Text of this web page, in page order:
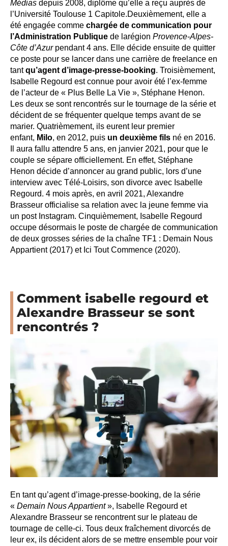
Médias depuis 2008, diplôme qu’elle a reçu auprès de
l’Université Toulouse 1 Capitole.Deuxièmement, elle a
été engagée comme chargée de communication pour
l’Administration Publique de larégion Provence-Alpes-
Côte d’Azurpendant 4 ans. Elle décide ensuite de quitter
ce poste pour se lancer dans une carrière de freelance en
tantqu’agent d’image-presse-booking. Troisièmement,
Isabelle Regourd est connue pour avoir été l’ex-femme
de l’acteur de « Plus Belle La Vie », Stéphane Henon.
Les deux se sont rencontrés sur le tournage de la série et
décident de se fréquenter quelque temps avant de se
marier. Quatrièmement, ils eurent leur premier
enfant, Milo, en 2012, puis un deuxième fils né en 2016.
Il aura fallu attendre 5 ans, en janvier 2021, pour que le
couple se sépare officiellement. En effet, Stéphane
Henon décide d’annoncer au grand public, lors d’une
interview avec Télé-Loisirs, son divorce avec Isabelle
Regourd. 4 mois après, en avril 2021, Alexandre
Brasseur officialise sa relation avec la jeune femme via
un post Instagram. Cinquièmement, Isabelle Regourd
occupe désormais le poste de chargée de communication
de deux grosses séries de la chaîne TF1 : Demain Nous
Appartient (2017) et Ici Tout Commence (2020).
Comment isabelle regourd et
Alexandre Brasseur se sont
rencontrés ?
En tant qu’agent d’image-presse-booking, de la série
« Demain Nous Appartient», Isabelle Regourd et
Alexandre Brasseur se rencontrent sur le plateau de
tournage de celle-ci. Tous deux fraîchement divorcés de
leur ex, ils décident alors de se mettre ensemble pour voir